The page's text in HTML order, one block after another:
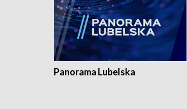
Panorama Lubelska